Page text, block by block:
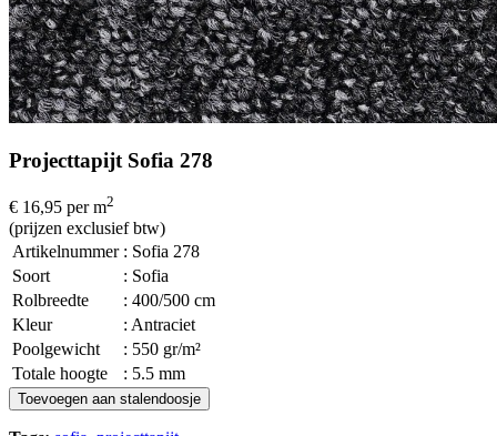
Projecttapijt Sofia 278
€ 16,95 per m2
(prijzen exclusief btw)
Artikelnummer : Sofia 278
Soort
: Sofia
Rolbreedte
: 400/500 cm
Kleur
: Antraciet
Poolgewicht
: 550 gr/m²
Totale hoogte
: 5.5 mm
Toevoegen aan stalendoosje